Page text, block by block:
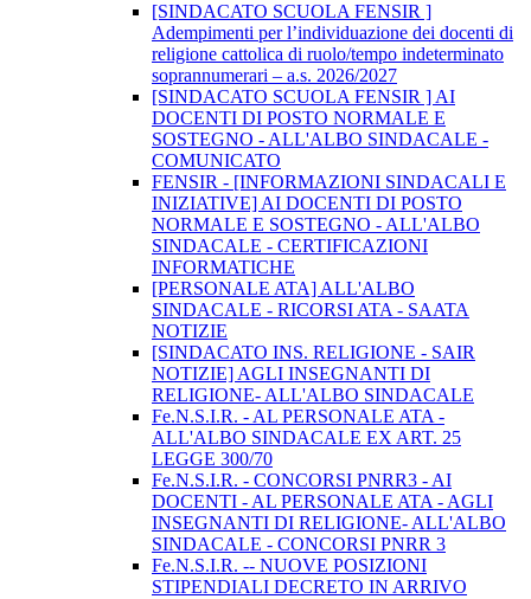
[SINDACATO SCUOLA FENSIR ]
Adempimenti per l’individuazione dei docenti di
religione cattolica di ruolo/tempo indeterminato
soprannumerari – a.s. 2026/2027
[SINDACATO SCUOLA FENSIR ] AI
DOCENTI DI POSTO NORMALE E
SOSTEGNO - ALL'ALBO SINDACALE -
COMUNICATO
FENSIR - [INFORMAZIONI SINDACALI E
INIZIATIVE] AI DOCENTI DI POSTO
NORMALE E SOSTEGNO - ALL'ALBO
SINDACALE - CERTIFICAZIONI
INFORMATICHE
[PERSONALE ATA] ALL'ALBO
SINDACALE - RICORSI ATA - SAATA
NOTIZIE
[SINDACATO INS. RELIGIONE - SAIR
NOTIZIE] AGLI INSEGNANTI DI
RELIGIONE- ALL'ALBO SINDACALE
Fe.N.S.I.R. - AL PERSONALE ATA -
ALL'ALBO SINDACALE EX ART. 25
LEGGE 300/70
Fe.N.S.I.R. - CONCORSI PNRR3 - AI
DOCENTI - AL PERSONALE ATA - AGLI
INSEGNANTI DI RELIGIONE- ALL'ALBO
SINDACALE - CONCORSI PNRR 3
Fe.N.S.I.R. -- NUOVE POSIZIONI
STIPENDIALI DECRETO IN ARRIVO